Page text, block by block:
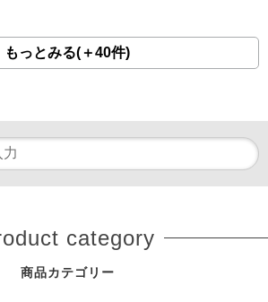
もっとみる(＋40件)
category
商品カテゴリー